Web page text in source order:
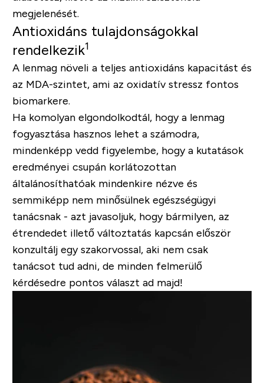
megjelenését.
Antioxidáns tulajdonságokkal
rendelkezik1
A lenmag növeli a teljes antioxidáns kapacitást és
az MDA-szintet, ami az oxidatív stressz fontos
biomarkere.
Ha komolyan elgondolkodtál, hogy a lenmag
fogyasztása hasznos lehet a számodra,
mindenképp vedd figyelembe, hogy a kutatások
eredményei csupán korlátozottan
általánosíthatóak mindenkire nézve és
semmiképp nem minősülnek egészségügyi
tanácsnak - azt javasoljuk, hogy bármilyen, az
étrendedet illető változtatás kapcsán először
konzultálj egy szakorvossal, aki nem csak
tanácsot tud adni, de minden felmerülő
kérdésedre pontos választ ad majd!